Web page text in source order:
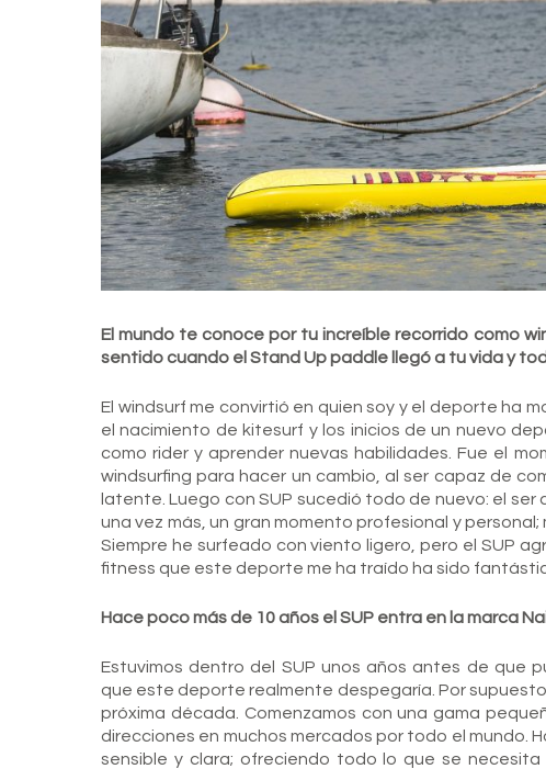
El mundo te conoce por tu increíble recorrido como
sentido cuando el Stand Up paddle llegó a tu vida y
El windsurf me convirtió en quien soy y el deporte ha
el nacimiento de kitesurf y los inicios de un nuevo
como rider y aprender nuevas habilidades. Fue el
windsurfing para hacer un cambio, al ser capaz de
latente. Luego con SUP sucedió todo de nuevo: el
una vez más, un gran momento profesional y
Siempre he surfeado con viento ligero, pero el SUP
fitness que este deporte me ha traído ha sido
Hace poco más de 10 años el SUP entra en la marca
Estuvimos dentro del SUP unos años antes de que
que este deporte realmente despegaría. Por
próxima década. Comenzamos con una gama
direcciones en muchos mercados por todo el mundo.
sensible y clara; ofreciendo todo lo que se